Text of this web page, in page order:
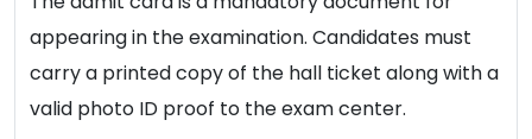
appearing in the examination. Candidates must
carry a printed copy of the hall ticket along with a
valid photo ID proof to the exam center.